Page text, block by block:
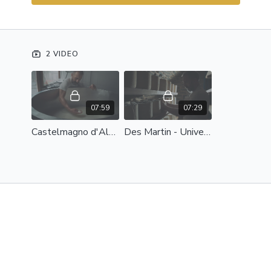
2 VIDEO
07:59
Castelmagno d'Alpeggio Des Martin
07:29
Des Martin - Università di Scienze Gastronomiche